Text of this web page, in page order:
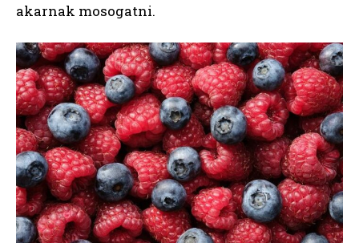
akarnak mosogatni.